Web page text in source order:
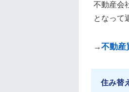
不動産会
となって
→不動産
住み替